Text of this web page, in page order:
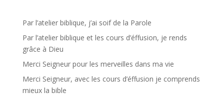
Par l’atelier biblique, j’ai soif de la Parole
Par l’atelier biblique et les cours d’éffusion, je rends
grâce à Dieu
Merci Seigneur pour les merveilles dans ma vie
Merci Seigneur, avec les cours d’éffusion je comprends
mieux la bible